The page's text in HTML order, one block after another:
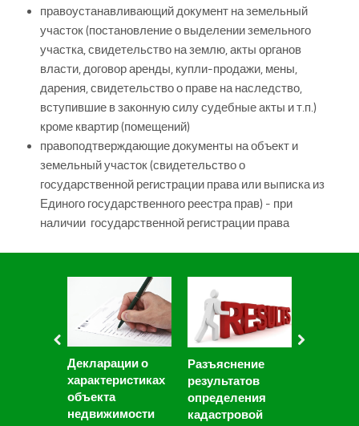
правоустанавливающий документ на земельный
участок (постановление о выделении земельного
участка, свидетельство на землю, акты органов
власти, договор аренды, купли-продажи, мены,
дарения, свидетельство о праве на наследство,
вступившие в законную силу судебные акты и т.п.)
кроме квартир (помещений)
правоподтверждающие документы на объект и
земельный участок (свидетельство о
государственной регистрации права или выписка из
Единого государственного реестра прав) - при
наличии государственной регистрации права
Декларации о
характеристиках
объекта
недвижимости
Разъяснение
результатов
определения
кадастровой